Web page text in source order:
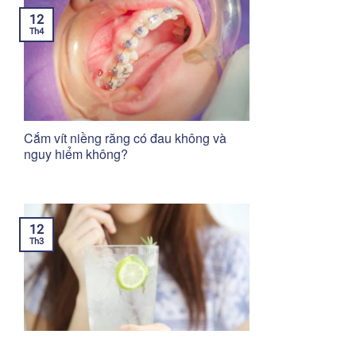
Cắm vít niềng răng có đau không và
nguy hiểm không?
12
Th4
12
Th3